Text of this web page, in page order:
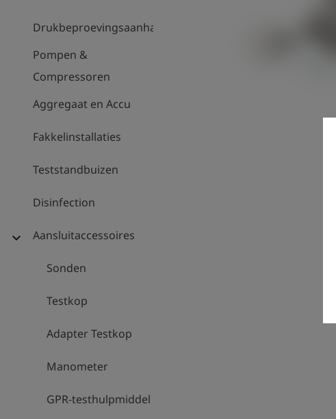
Drukbeproevingsaanhanger
Pompen &
Compressoren
Aggregaat en Accu
Fakkelinstallaties
Teststandbuizen
Disinfection
expand_more Aansluitaccessoires
Sonden
Testkop
Adapter Testkop
Manometer
GPR-testhulpmiddel